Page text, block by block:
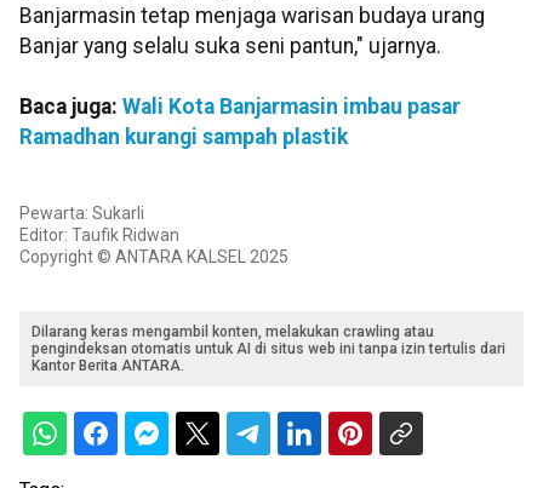
Banjarmasin tetap menjaga warisan budaya urang
Banjar yang selalu suka seni pantun," ujarnya.
Baca juga: Wali Kota Banjarmasin imbau pasar
Ramadhan kurangi sampah plastik
Pewarta: Sukarli
Editor: Taufik Ridwan
Copyright © ANTARA KALSEL 2025
Dilarang keras mengambil konten, melakukan crawling atau
pengindeksan otomatis untuk AI di situs web ini tanpa izin tertulis dari
Kantor Berita ANTARA.